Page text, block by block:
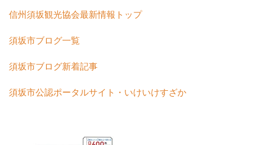
信州須坂観光協会最新情報トップ
須坂市ブログ一覧
須坂市ブログ新着記事
須坂市公認ポータルサイト・いけいけすざか